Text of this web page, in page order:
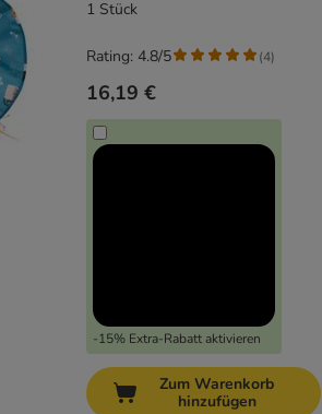
1 Stück
16,19 €
-15% Extra-Rabatt aktivieren
Rating: 4.8/5 (4)
Zum Warenkorb
hinzufügen